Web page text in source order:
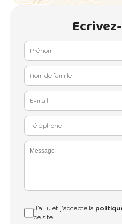
J’ai lu et j'accepte la
ce site